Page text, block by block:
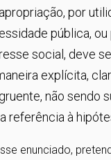
por
pública, ou
social, deve
explícita,
não sendo
referência à
enunciado,